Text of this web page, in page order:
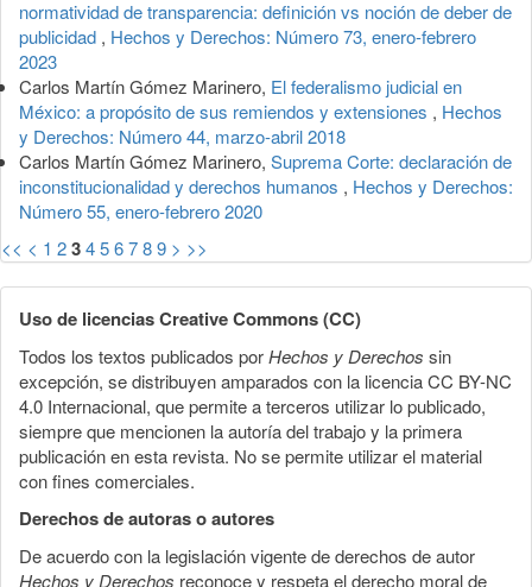
normatividad de transparencia: definición vs noción de deber de
publicidad , Hechos y Derechos: Número 73, enero-febrero
2023
Carlos Martín Gómez Marinero, El federalismo judicial en
México: a propósito de sus remiendos y extensiones , Hechos
y Derechos: Número 44, marzo-abril 2018
Carlos Martín Gómez Marinero, Suprema Corte: declaración de
inconstitucionalidad y derechos humanos , Hechos y Derechos:
Número 55, enero-febrero 2020
<< < 1 23456789 > >>
Uso de licencias Creative Commons (CC)
Todos los textos publicados porHechos y Derechos sin
excepción, se distribuyen amparados con la licencia CC BY-NC
4.0 Internacional, que permite a terceros utilizar lo publicado,
siempre que mencionen la autoría del trabajo y la primera
publicación en esta revista. No se permite utilizar el material
con fines comerciales.
Derechos de autoras o autores
De acuerdo con la legislación vigente de derechos de autor
Hechos y Derechos reconoce y respeta el derecho moral de